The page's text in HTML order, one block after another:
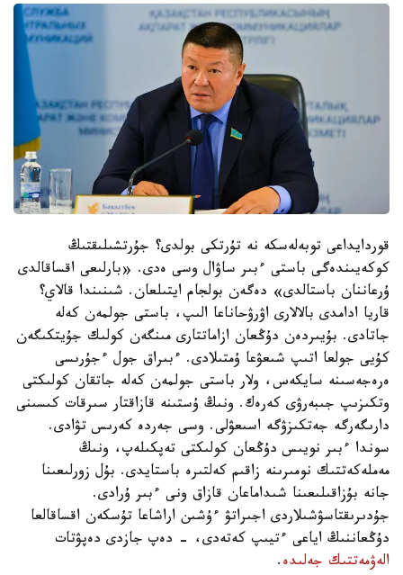
قوردايداعى توبەلەسكە نە تۇرتكى بولدى؟ جۇرتشىلىقتىڭ
كوكەيىندەگى باستى ءبىر ساۋال وسى ەدى. «بارلىعى اقساقالدى
ۇرعاننان باستالدى» دەگەن بولجام ايتىلعان. شىنىندا قالاي؟
قاريا ادامدى بالالارى اۋرۋحاناعا الىپ، باستى جولمەن كەلە
جاتادى. بۇيىردەن دۇڭعان ازاماتتارى مىنگەن كولىك جۇيتكىگەن
كۇيى جولعا اتىپ شىعۋعا ۇمتىلادى. ءبىراق جول ءجۇرىسى
ەرەجەسىنە سايكەس، ولار باستى جولمەن كەلە جاتقان كولىكتى
وتكىزىپ جىبەرۋى كەرەك. ونىڭ ۇستىنە قازاقتار سىرقات كىسىنى
دارىگەرگە جەتكىزۋگە اسىعۋلى. وسى جەردە كەرىس تۋادى.
سوندا ءبىر نويىس دۇڭعان كولىكتى تەپكىلەپ، ونىڭ
مەملەكەتتىك نومىرىنە زاقىم كەلتىرە باستايدى. بۇل زورلىعىنا
جانە بۇزاقىلىعىنا شىداماعان قازاق ونى ءبىر ۇرادى.
جۇدىرىقتاسۋشىلاردى اجىراتۋ ءۇشىن اراشاعا تۇسكەن اقساقالعا
دۇڭعاننىڭ اياعى ءتيىپ كەتەدى، - دەپ جازدى دەپۋتات
الەۋمەتتىك جەلىدە.